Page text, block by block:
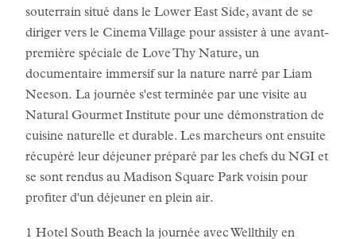
souterrain situé dans le Lower East Side, avant de se
diriger vers le Cinema Village pour assister à une avant-
première spéciale de Love Thy Nature, un
documentaire immersif sur la nature narré par Liam
Neeson. La journée s'est terminée par une visite au
Natural Gourmet Institute pour une démonstration de
cuisine naturelle et durable. Les marcheurs ont ensuite
récupéré leur déjeuner préparé par les chefs du NGI et
se sont rendus au Madison Square Park voisin pour
profiter d'un déjeuner en plein air.
1 Hotel South Beach la journée avec Wellthily en